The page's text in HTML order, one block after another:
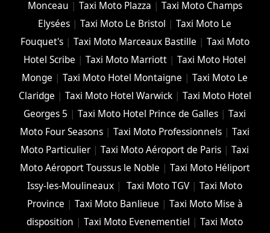
Monceau | Taxi Moto Plazza | Taxi Moto Champs
Elysées |Taxi Moto Le Bristol |Taxi Moto Le
Fouquet's| Taxi Moto Marceaux Bastille | Taxi Moto
Hotel Scribe |Taxi Moto Marriott |Taxi Moto Hotel
Monge |Taxi Moto Hotel Montaigne |Taxi Moto Le
Claridge | Taxi Moto Hotel Warwick| Taxi Moto Hotel
Georges 5 |Taxi Moto Hotel Prince de Galles |Taxi
Moto Four Seasons |Taxi Moto Professionnels |Taxi
Moto Particulier |Taxi Moto Aéroport de Paris |Taxi
Moto Aéroport Toussus le Noble | Taxi Moto Héliport
Issy-les-Moulineaux | Taxi Moto TGV|Taxi Moto
Province | Taxi Moto Banlieue | Taxi Moto Mise à
disposition |Taxi Moto Evenementiel |Taxi Moto